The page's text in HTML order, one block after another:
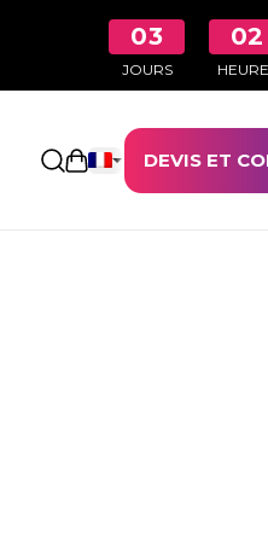
03
JOURS
02
Ouvrir le panier
DEVIS ET